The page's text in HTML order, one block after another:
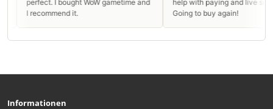
perfect. I bought WoW gametime and
I recommend it.
help with paying and live support!
Going to buy again!
Informationen